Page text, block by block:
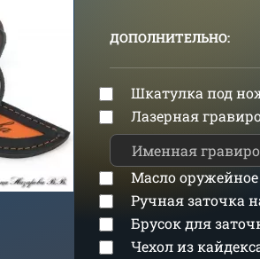
ДОПОЛНИТЕЛЬНО:
Шкатулка под
Лазерная
Масло оружейное
Ручная заточка
Брусок для
Чехол из